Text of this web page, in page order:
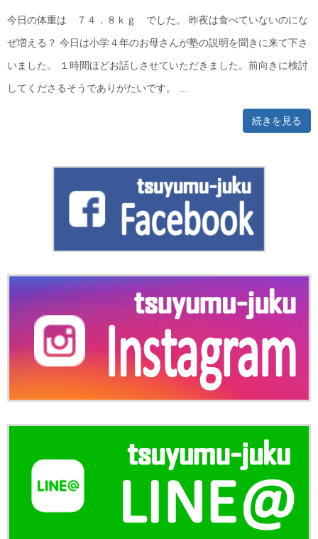
今日の体重は ７４．８ｋｇ でした。 昨夜は食べていないのにな
ぜ増える？ 今日は小学４年のお母さんが塾の説明を聞きに来て下さ
いました。 １時間ほどお話しさせていただきました。前向きに検討
してくださるそうでありがたいです。 ...
続きを見る